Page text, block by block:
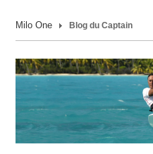
Carnets de Voyage
Actualités
Plus
Milo One Blog du Captain